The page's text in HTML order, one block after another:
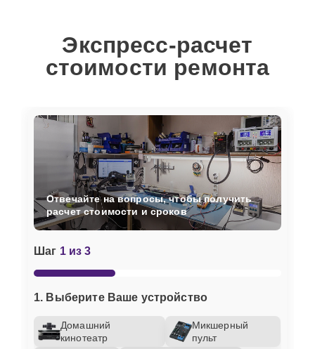
Экспресс-расчет
стоимости ремонта
Шаг 1 из 3
1. Выберите Ваше устройство
Домашний
кинотеатр
Микшерный
пульт
Отвечайте на вопросы, чтобы получить
расчет стоимости и сроков